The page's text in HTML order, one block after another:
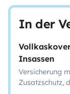
In der
Insassen
Versicherung
Zusatzschutz,